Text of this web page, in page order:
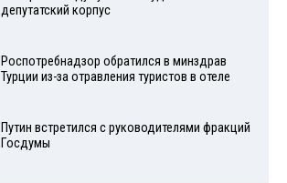
депутатский корпус
Роспотребнадзор обратился в минздрав
Турции из-за отравления туристов в отеле
Путин встретился с руководителями фракций
Госдумы